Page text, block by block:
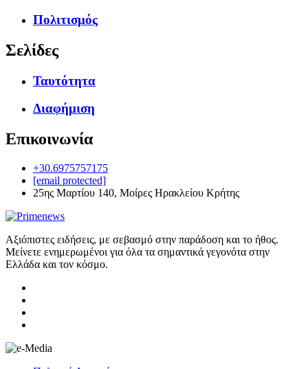
Πολιτισμός
Σελίδες
Ταυτότητα
Διαφήμιση
Επικοινωνία
+30.6975757175
[email protected]
25ης Μαρτίου 140, Μοίρες Ηρακλείου Κρήτης
Αξιόπιστες ειδήσεις, με σεβασμό στην παράδοση και το ήθος.
Μείνετε ενημερωμένοι για όλα τα σημαντικά γεγονότα στην
Ελλάδα και τον κόσμο.